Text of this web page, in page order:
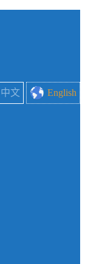
中文 English